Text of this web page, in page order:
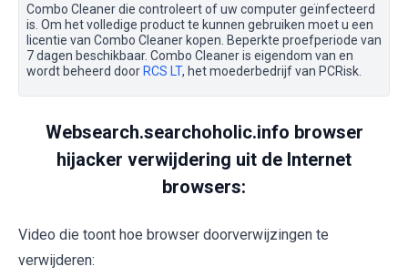
Combo Cleaner die controleert of uw computer geïnfecteerd
is. Om het volledige product te kunnen gebruiken moet u een
licentie van Combo Cleaner kopen. Beperkte proefperiode van
7 dagen beschikbaar. Combo Cleaner is eigendom van en
wordt beheerd doorRCS LT, het moederbedrijf van PCRisk.
Websearch.searchoholic.info browser
hijacker verwijdering uit de Internet
browsers:
Video die toont hoe browser doorverwijzingen te
verwijderen: